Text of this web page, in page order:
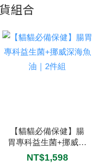
組合
【貓貓必備保健】腸
胃專科益生菌+挪威深
海魚油｜2件組
NT$1,598